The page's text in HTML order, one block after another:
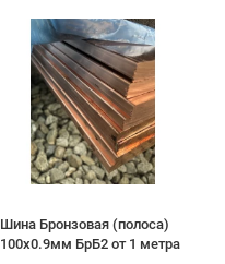
Шина Бронзовая (полоса)
100х0.9мм БрБ2 от 1 метра